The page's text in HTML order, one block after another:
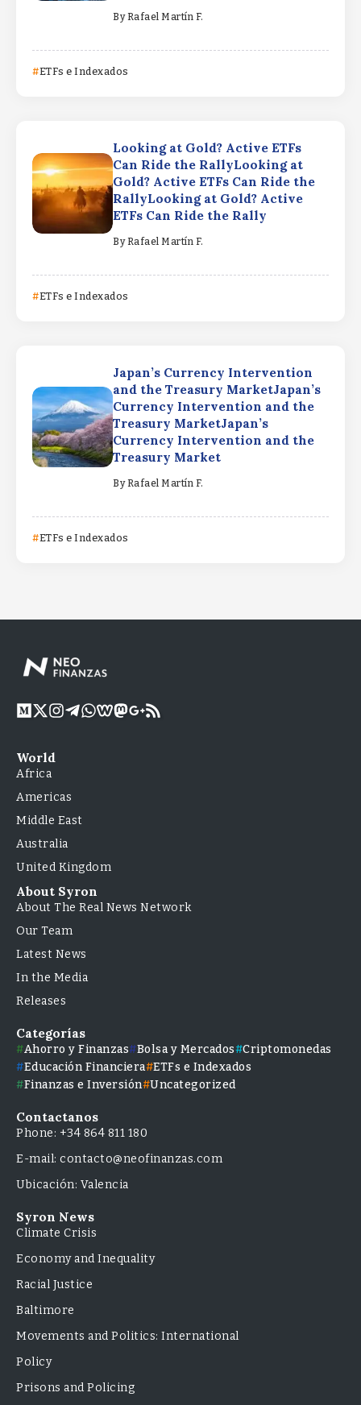
By Rafael Martín F.
ETFs e Indexados
Looking at Gold? Active ETFs
Can Ride the RallyLooking at
Gold? Active ETFs Can Ride the
RallyLooking at Gold? Active
ETFs Can Ride the Rally
By Rafael Martín F.
ETFs e Indexados
Japan’s Currency Intervention
and the Treasury MarketJapan’s
Currency Intervention and the
Treasury MarketJapan’s
Currency Intervention and the
Treasury Market
By Rafael Martín F.
ETFs e Indexados
World
Africa
Americas
Middle East
Australia
United Kingdom
About Syron
About The Real News Network
Our Team
Latest News
In the Media
Releases
Categorías
Ahorro y Finanzas Bolsa y Mercados
Criptomonedas
Educación Financiera ETFs e Indexados
Finanzas e Inversión Uncategorized
Contactanos
Phone: +34 864 811 180
E-mail: contacto@neofinanzas.com
Ubicación: Valencia
Syron News
Climate Crisis
Economy and Inequality
Racial Justice
Baltimore
Movements and Politics: International
Policy
Prisons and Policing